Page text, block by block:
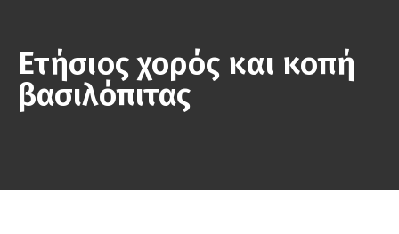
Ετήσιος χορός και κοπή
βασιλόπιτας